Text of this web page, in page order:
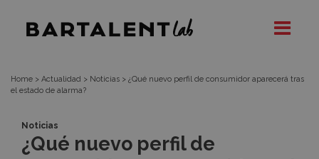
¿Qué
perfil
de
Bartalent
Home > Actualidad > Noticias > ¿Qué nuevo perfil de consumidor aparecerá tras
el estado de alarma?
Noticias
¿Qué nuevo perfil de